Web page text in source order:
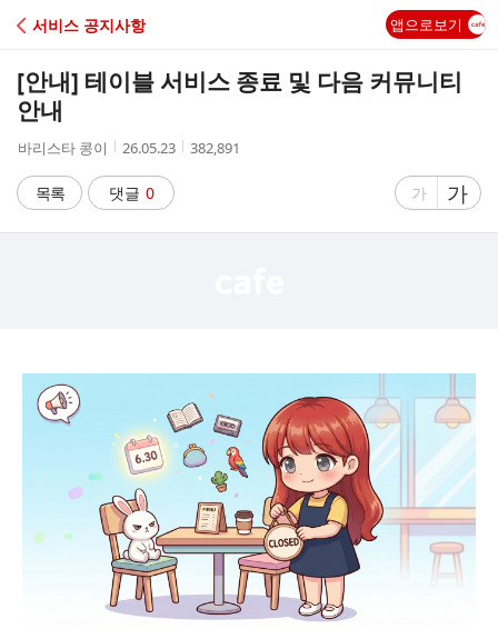
C
A
서비스 공지사항 앱으로보기
[안내] 테이블 서비스 종료 및 다음 커뮤니티
안내
작
자
바리스타 콩이
작
시
간
26.05.23
조
382,891
목록 댓글 0
글
가
글
자
가